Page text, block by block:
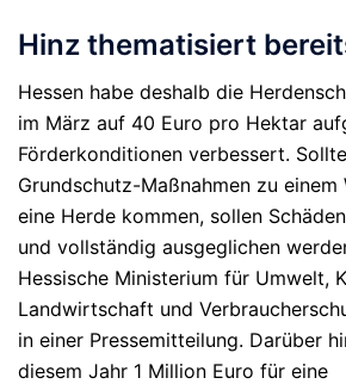
Hinz thematisiert
Hessen habe deshalb die
im März auf 40 Euro pro Hektar
Förderkonditionen verbessert.
Grundschutz-Maßnahmen zu
eine Herde kommen, sollen
und vollständig ausgeglichen
Hessische Ministerium für Umwelt,
Landwirtschaft und
in einer Pressemitteilung. Darüber
diesem Jahr 1 Million Euro für eine